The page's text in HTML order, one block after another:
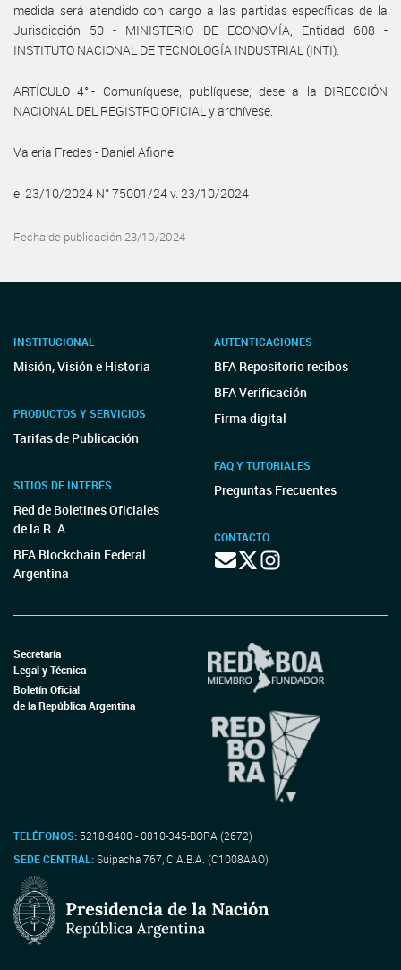
medida será atendido con cargo a las partidas específicas de la
Jurisdicción 50 - MINISTERIO DE ECONOMÍA, Entidad 608 -
INSTITUTO NACIONAL DE TECNOLOGÍA INDUSTRIAL (INTI).
ARTÍCULO 4°.- Comuníquese, publíquese, dese a la DIRECCIÓN
NACIONAL DEL REGISTRO OFICIAL y archívese.
Valeria Fredes - Daniel Afione
e. 23/10/2024 N° 75001/24 v. 23/10/2024
Fecha de publicación 23/10/2024
INSTITUCIONAL
Misión, Visión e Historia
PRODUCTOS Y SERVICIOS
Tarifas de Publicación
SITIOS DE INTERÉS
Red de Boletines Oficiales
de la R. A.
BFA Blockchain Federal
Argentina
AUTENTICACIONES
BFA Repositorio recibos
BFA Verificación
Firma digital
FAQ Y TUTORIALES
Preguntas Frecuentes
CONTACTO
Secretaría
Legal y Técnica
Boletín Oficial
de la República Argentina
TELÉFONOS: 5218-8400 - 0810-345-BORA (2672)
SEDE CENTRAL:Suipacha 767, C.A.B.A. (C1008AAO)